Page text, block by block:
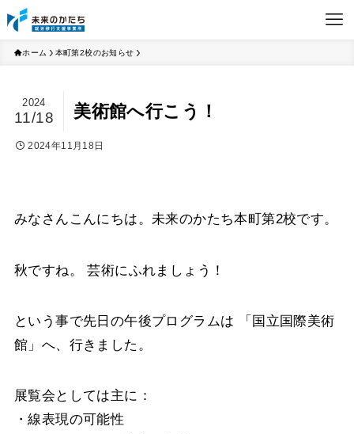
ホーム 本町第2校のお知らせ
美術館へ行こう！
2024
11/18
2024年11月18日
みなさんこんにちは。未来のかたち本町第2校です。
秋ですね。 芸術にふれましょう！
という事で先日の午後プログラムは 「国立国際美術
館」へ、行きました。
展覧会としては主に：
・線表現の可能性